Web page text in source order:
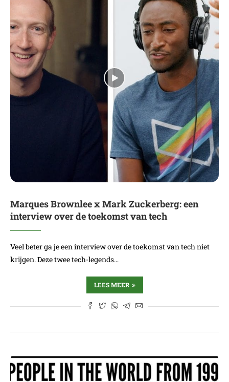
Marques Brownlee x Mark Zuckerberg: een
interview over de toekomst van tech
Veel beter ga je een interview over de toekomst van tech niet
krijgen. Deze twee tech-legends…
LEES MEER